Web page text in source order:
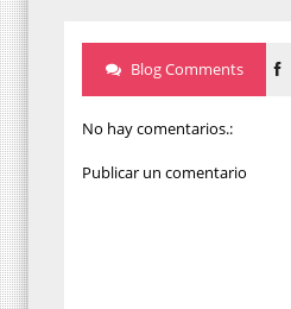
Blog Comments
No hay comentarios.:
Publicar un comentario